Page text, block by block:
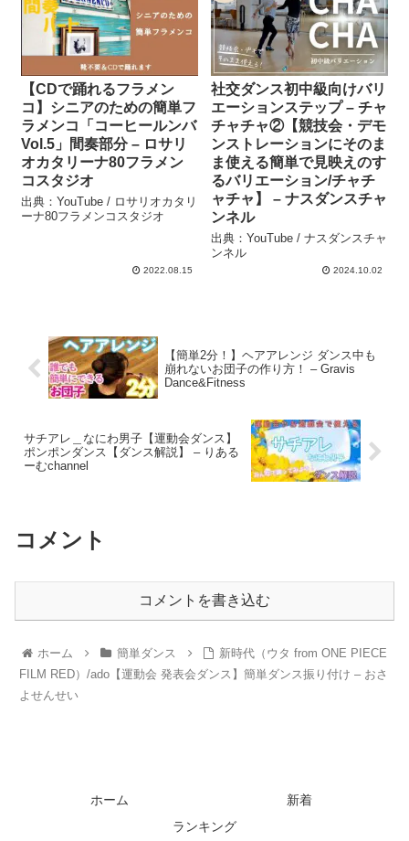
【CDで踊れるフラメン
コ】シニアのための簡単フ
ラメンコ「コーヒールンバ
Vol.5」間奏部分 – ロサリ
オカタリーナ80フラメン
コスタジオ
出典：YouTube / ロサリオカタリ
ーナ80フラメンコスタジオ
2022.08.15
社交ダンス初中級向けバリ
エーションステップ – チャ
チャチャ②【競技会・デモ
ンストレーションにそのま
ま使える簡単で見映えのす
るバリエーション/チャチ
ャチャ】 – ナスダンスチャ
ンネル
出典：YouTube / ナスダンスチャ
ンネル
2024.10.02
【簡単2分！】ヘアアレンジ ダンス中も
崩れないお団子の作り方！ – Gravis
Dance&Fitness
サチアレ＿なにわ男子【運動会ダンス】
ポンポンダンス【ダンス解説】 – りある
ーむchannel
コメント
コメントを書き込む
ホーム 簡単ダンス
新時代（ウタ from ONE PIECE
FILM RED）/ado【運動会 発表会ダンス】簡単ダンス振り付け – おさ
よせんせい
ホーム
新着
ランキング